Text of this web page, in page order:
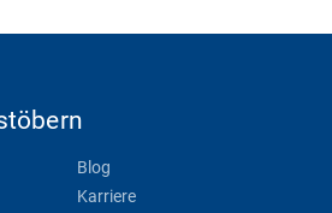
Blog
Karriere